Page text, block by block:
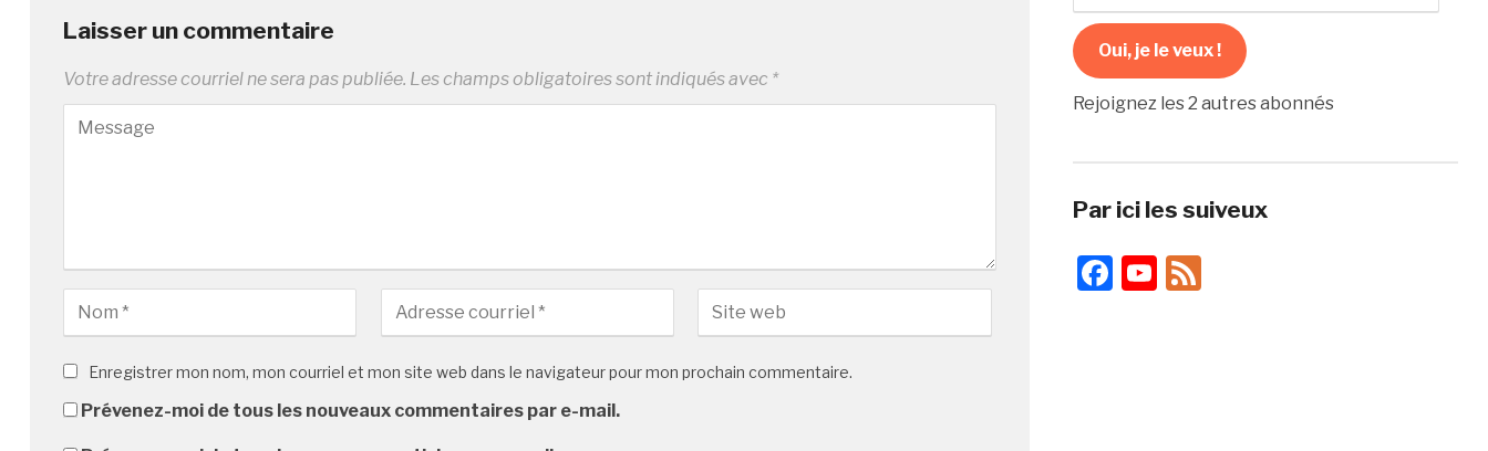
Laisser un commentaire
Votre adresse courriel ne sera pas publiée. Les champs obligatoires sont indiqués avec *
Enregistrer mon nom, mon courriel et mon site web dans le navigateur pour mon prochain commentaire.
Prévenez-moi de tous les nouveaux commentaires par e-mail.
Oui, je le veux !
Rejoignez les 2 autres abonnés
Par ici les suiveux
Facebook
YouTube
Feed